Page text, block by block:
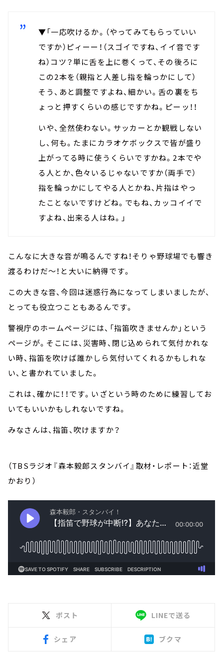
▼「一応吹けるか。（やってみてもらっていい
ですか）ピィーー！（スゴイですね、イイ音です
ね）コツ？単に舌を上に巻くって、その後ろに
この2本を（親指と人差し指を輪っかにして）
そう、あと調整ですよね、細かい。舌の裏をち
ょっと押すくらいの感じですかね。ピーッ！！
いや、全然使わない。サッカーとか観戦しない
し、何も。たまにカラオケボックスで皆が盛り
上がってる時に使うくらいですかね。2本でや
る人とか、色々いるじゃないですか（両手で）
指を輪っかにしてやる人とかね、片指はやっ
たことないですけどね。でもね、カッコイイで
すよね、出来る人はね。」
こんなに大きな音が鳴るんですね！そりゃ野球場でも響き
渡るわけだ～！と大いに納得です。
この大きな音、今回は迷惑行為になってしまいましたが、
とっても役立つこともあるんです。
警視庁のホームページには、「指笛吹きませんか」という
ページが。そこには、災害時、閉じ込められて気付かれな
い時、指笛を吹けば誰かしら気付いてくれるかもしれな
い、と書かれていました。
これは、確かに！！です。いざという時のために練習してお
いてもいいかもしれないですね。
みなさんは、指笛、吹けますか？
（TBSラジオ『森本毅郎スタンバイ』取材・レポート：近堂
かおり）
ポスト LINEで送る
シェア ブクマ